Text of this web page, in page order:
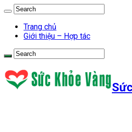
Trang chủ
Giới thiệu – Hợp tác